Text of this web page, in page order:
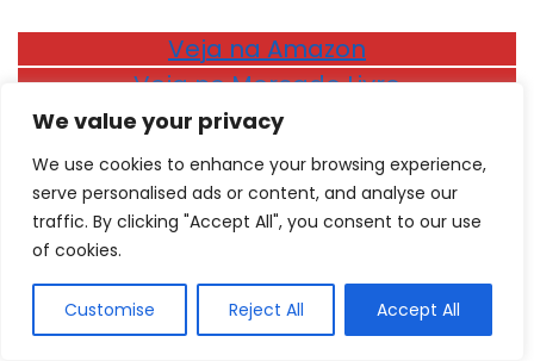
We value your privacy
We use cookies to enhance your browsing experience,
serve personalised ads or content, and analyse our
traffic. By clicking "Accept All", you consent to our use
of cookies.
Customise Reject All Accept All
Veja na Amazon
Veja no Mercado Livre
Formato anatômico e secagem rápida
A Almofada Banho Baby, da Buba, é o presente
perfeito para bebês que gostam de água e para pais
que prezam pela segurança, visto que ela traz
umformato anatômico que se encaixa na
, deixando os pequenos protegidos durante